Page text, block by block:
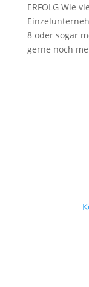
ERFOLG Wie
8 oder sogar
gerne noch